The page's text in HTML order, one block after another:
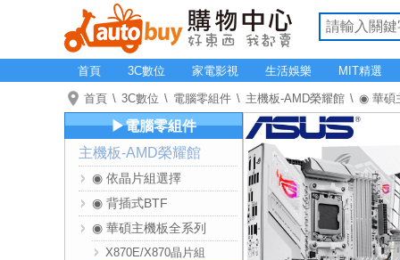
首頁 3C數位 家電影視 生活娛樂 MIT精選
首頁 3C數位 電腦零組件 主機板-AMD榮耀館 ◉ 華碩
▶電腦零組件
主機板-AMD榮耀館
◉ 依晶片組選擇
◉ 背插式BTF
◉ 華碩主機板全系列
X870E/X870晶片組